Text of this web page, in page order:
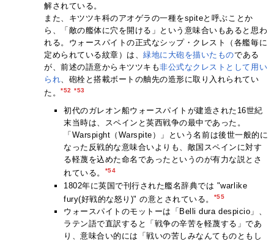
解されている。
また、キツツキ科のアオゲラの一種をspiteと呼ぶことか
ら、「敵の艦体に穴を開ける」という意味合いもあると思わ
れる。ウォースパイトの正式なシップ・クレスト（各艦毎に
定められている紋章）は、緑地に大砲を描いたものである
が、前述の語意からキツツキも非公式なクレストとして用い
られ 、砲栓と搭載ボートの舳先の造形に取り入れられてい
た。*52 *53
初代のガレオン船ウォースパイトが建造された16世紀
末当時は、スペインと英西戦争の最中であった。
「Warspight（Warspite）」という名前は後世一般的に
なった反戦的な意味合いよりも、敵国スペインに対す
る軽蔑を込めた命名であったというのが有力な説とさ
れている。
*54
1802年に英国で刊行された艦名辞典では "warlike
fury(好戦的な怒り)" の意とされている。
*55
ウォースパイトのモットーは「Belli dura despicio」、
ラテン語で直訳すると「戦争の辛苦を軽蔑する」であ
り、意味合い的には「戦いの苦しみなんてものともし